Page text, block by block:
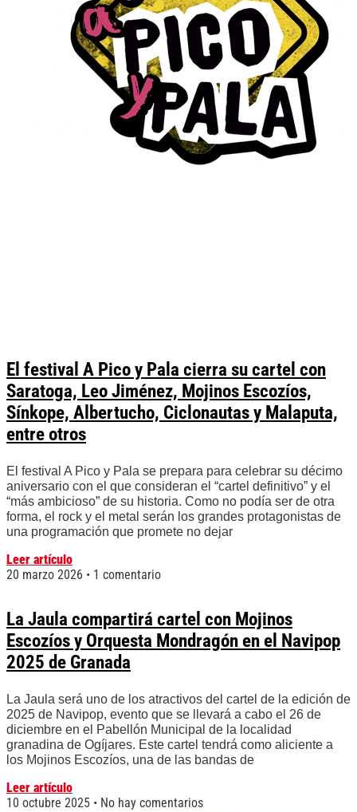
El festival A Pico y Pala cierra su cartel con
Saratoga, Leo Jiménez, Mojinos Escozíos,
Sínkope, Albertucho, Ciclonautas y Malaputa,
entre otros
El festival A Pico y Pala se prepara para celebrar su décimo
aniversario con el que consideran el “cartel definitivo” y el
“más ambicioso” de su historia. Como no podía ser de otra
forma, el rock y el metal serán los grandes protagonistas de
una programación que promete no dejar
Leer artículo
20 marzo 2026
1 comentario
La Jaula compartirá cartel con Mojinos
Escozíos y Orquesta Mondragón en el Navipop
2025 de Granada
La Jaula será uno de los atractivos del cartel de la edición de
2025 de Navipop, evento que se llevará a cabo el 26 de
diciembre en el Pabellón Municipal de la localidad
granadina de Ogíjares. Este cartel tendrá como aliciente a
los Mojinos Escozíos, una de las bandas de
Leer artículo
10 octubre 2025
No hay comentarios